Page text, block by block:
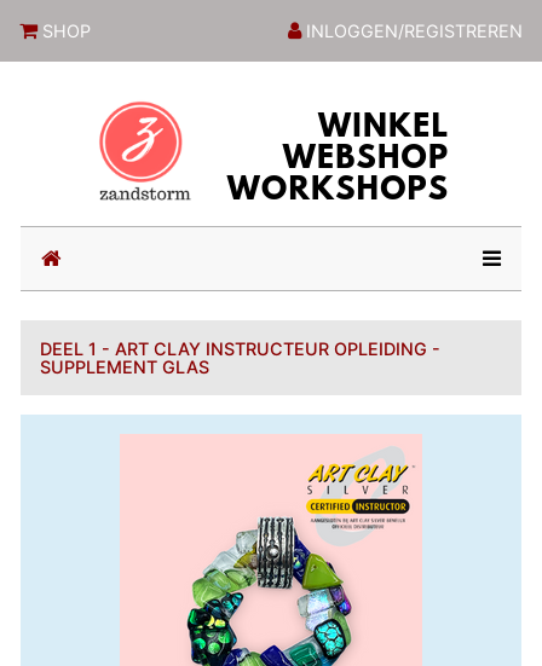
SHOP INLOGGEN/REGISTREREN
(current)
DEEL 1 - ART CLAY INSTRUCTEUR OPLEIDING -
SUPPLEMENT GLAS